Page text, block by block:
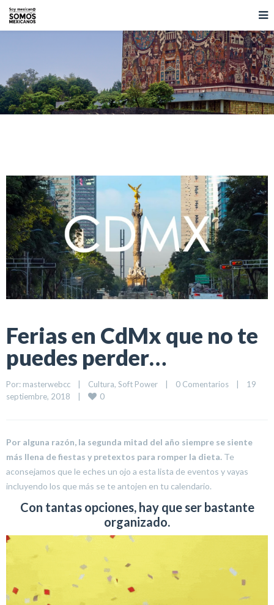
Ferias en CdMx que no te
puedes perder…
Por: masterwebcc | Cultura, Soft Power | 0 Comentarios |
19
septiembre, 2018
| 0
Por alguna razón, la segunda mitad del año siempre se siente
más llena de fiestas y pretextos para romper la dieta. Te
aconsejamos que le eches un ojo a esta lista de eventos y vayas
incluyendo los que más se te antojen en tu calendario.
Con tantas opciones, hay que ser bastante
organizado.